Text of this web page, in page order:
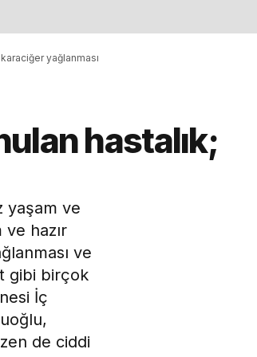
yağlanması
hastalık;
yaşam ve
hazır
ve
gibi birçok
İç
de ciddi